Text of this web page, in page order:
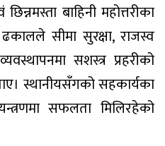
बाहिनी महोत्तरीका
सीमा सुरक्षा, राजस्व
सशस्त्र प्रहरीको
स्थानीयसँगको सहकार्यका
सफलता मिलिरहेको